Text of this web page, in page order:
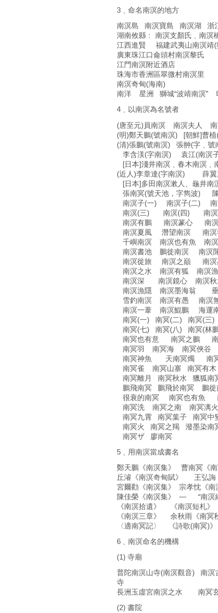
3﹑命名南溟的地方
南溟島 南溟寶島 南溟湖 浙
湖南攸縣﹕ 南溟支顏氏﹑
江西進賢 福建武夷山南溟
廣東珠江口侖頭村南溟黎
江門南溟附近酒店 南
珠海市香洲區翠微村南
南溟奇甸(海南)
南洋 星洲 獅城“波靖南溟
4﹑以南溟為名號者
(唐至元)員南溟 南溟夫人
(明)鄭天鵬(號南溟) [朝鮮]曹
(清)張鵬(號南溟) 張翀(字﹑
李含渼(字南溟) 袁江(南溟
[日本]淺井南溟﹑春木南溟﹑
(近人)李章達(字南溟) 薛
[日本]多田南溟漱人、龜井
張南冥(號天池，字雋波)
南溟子(一) 南溟子(二)
南溟(三) 南溟(四) 南
南溟有鵬 南溟篆心 南
南溟夏風 潛望南溟 南
千嶼南溟 南溟也有魚 南
南溟書池 鵬徙南溟 南
南溟徙旅 南溟之巔 南
南溟之水 南溟有狐 南
南溟深 南溟鏡心 南溟
南溟漁隱 南溟墨海翁
雪釣南溟 南溟有愚 南溟
南溟一葦 南溟鯤鵬 海運南
南冥(一) 南冥(二) 南冥(
南冥(七) 南冥(八) 南冥(
南冥也有意 南冥之鵬
南冥羽 南冥海 南冥俠谷
南冥神魚 天南冥燭 南
南冥雀 南冥山寨 南冥有
南冥離月 南冥秋水 獵狐
鵬飛南冥 鵬飛於南冥 鵬
很衰的南冥 南冥也有魚
南冥洗 南冥之南 南冥漓
南冥九霄 南冥葉子 南冥
南冥火 南冥之羯 潑墨染
南冥ザ 廖南冥
5﹑用南溟當成書名
鄭天鵬《南溟集》 曹南冥《
丘濬《南溟奇甸賦》 王弘
宮爾勸《南溟集》 宗孝忱《
陳佳榮《南溟集》 ― “南
《南溟拾遺》 《南溟短札
《南溟三章》 余秋雨《南
〈適南冥記〉 《詩歌(南冥)》
6﹑南溟命名的機構
(1) 寺廟
普陀南溟山寺(南溟觀音) 南
寺
長洲玉虛宮南溟之水 南冥
(2) 書院